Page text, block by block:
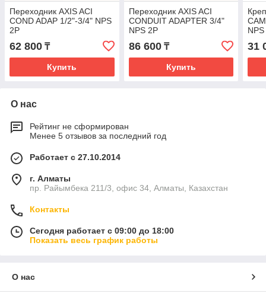
Переходник AXIS ACI
COND ADAP 1/2"-3/4" NPS
2P
62 800 ₸
Купить
Переходник AXIS ACI
CONDUIT ADAPTER 3/4"
NPS 2P
86 600₸
Купить
NPS
31
О нас
Рейтинг не сформирован
Менее 5 отзывов за последний год
Работает с 27.10.2014
г. Алматы
пр. Райымбека 211/3, офис 34, Алматы, Казахстан
Контакты
Сегодня работает с 09:00 до 18:00
Показать весь график работы
О нас